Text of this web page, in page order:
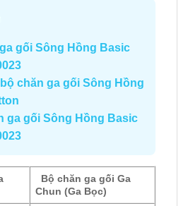
gối Sông Hồng Basic
chăn ga gối Sông Hồng
ga gối Sông Hồng Basic
Bộ chăn ga gối Ga
Chun (Ga Bọc)